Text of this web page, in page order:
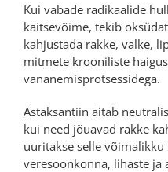
Kui vabade radikaalide
kaitsevõime, tekib
kahjustada rakke, valke,
mitmete krooniliste
vananemisprotsessidega.
Astaksantiin aitab
kui need jõuavad rakke
uuritakse selle
veresoonkonna, lihaste ja